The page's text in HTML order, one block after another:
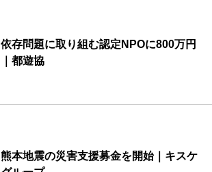
依存問題に取り組む認定NPOに800万円
｜都遊協
熊本地震の災害支援募金を開始｜キスケ